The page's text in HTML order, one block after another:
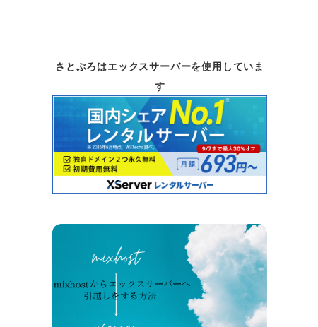
さとぶろはエックスサーバーを使用していま
す